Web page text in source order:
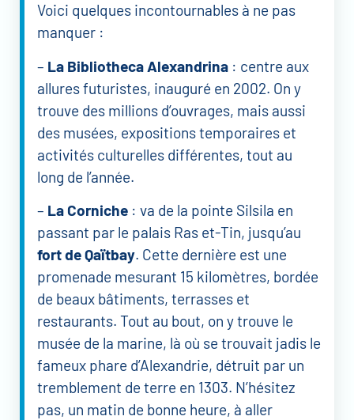
Voici quelques incontournables à ne pas
manquer :
– La Bibliotheca Alexandrina : centre aux
allures futuristes, inauguré en 2002. On y
trouve des millions d’ouvrages, mais aussi
des musées, expositions temporaires et
activités culturelles différentes, tout au
long de l’année.
– La Corniche : va de la pointe Silsila en
passant par le palais Ras et-Tin, jusqu’au
fort de Qaïtbay. Cette dernière est une
promenade mesurant 15 kilomètres, bordée
de beaux bâtiments, terrasses et
restaurants. Tout au bout, on y trouve le
musée de la marine, là où se trouvait jadis le
fameux phare d’Alexandrie, détruit par un
tremblement de terre en 1303. N’hésitez
pas, un matin de bonne heure, à aller